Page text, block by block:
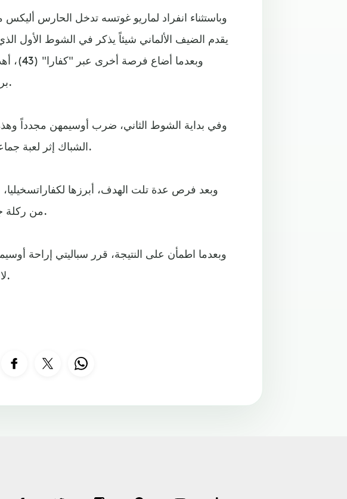
يقدم الضيف الألماني شيئاً يذكر في الشوط الأول
وبعدما
برأسية إثر عرضية متقنة من بوليتانو (2+45).
وفي بداية الشوط الثاني، ضرب أوسيمهن مجدداً
الشباك إثر لعبة جماعية وعرضية من جوفاني دي لورنتسو (53).
وبعد فرص عدة تلت الهدف، أبرزها لكفاراتسخيليا،
من ركلة جزاء انتزعها زيلينسكي ونفذها بنفسه (64).
وبعدما اطمأن على النتيجة، قرر سباليتي إراحة
لاستئناف رحلته الرائعة في الدوري الإيطالي.